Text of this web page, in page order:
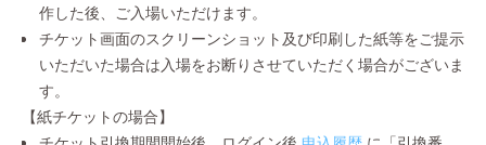
作した後、ご入場いただけます。
チケット画面のスクリーンショット及び印刷した紙等をご提示
いただいた場合は入場をお断りさせていただく場合がございま
す。
【紙チケットの場合】